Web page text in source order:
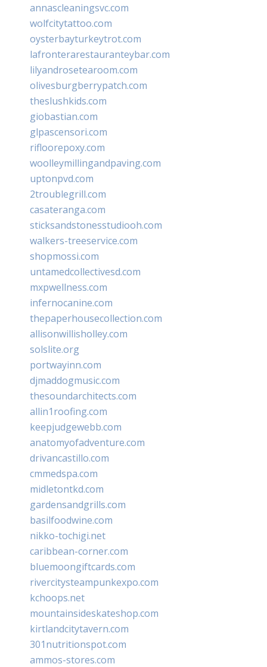
annascleaningsvc.com
wolfcitytattoo.com
oysterbayturkeytrot.com
lafronterarestauranteybar.com
lilyandrosetearoom.com
olivesburgberrypatch.com
theslushkids.com
giobastian.com
glpascensori.com
rifloorepoxy.com
woolleymillingandpaving.com
uptonpvd.com
2troublegrill.com
casateranga.com
sticksandstonesstudiooh.com
walkers-treeservice.com
shopmossi.com
untamedcollectivesd.com
mxpwellness.com
infernocanine.com
thepaperhousecollection.com
allisonwillisholley.com
solslite.org
portwayinn.com
djmaddogmusic.com
thesoundarchitects.com
allin1roofing.com
keepjudgewebb.com
anatomyofadventure.com
drivancastillo.com
cmmedspa.com
midletontkd.com
gardensandgrills.com
basilfoodwine.com
nikko-tochigi.net
caribbean-corner.com
bluemoongiftcards.com
rivercitysteampunkexpo.com
kchoops.net
mountainsideskateshop.com
kirtlandcitytavern.com
301nutritionspot.com
ammos-stores.com